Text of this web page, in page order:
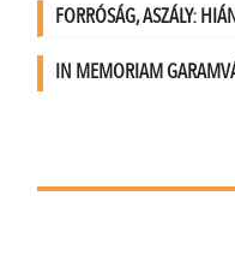
FORRÓSÁG, ASZÁLY:
IN MEMORIAM